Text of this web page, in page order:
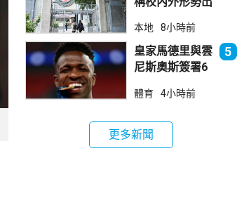
本地 8小時前
皇家馬德里與雲
尼斯奧斯簽署6
5
體育 4小時前
更多新聞